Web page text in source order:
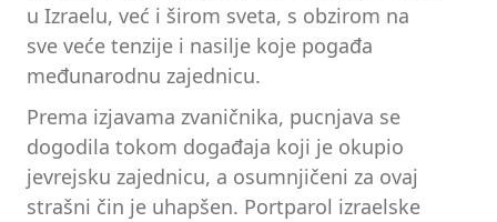
u Izraelu, već i širom sveta, s obzirom na
sve veće tenzije i nasilje koje pogađa
međunarodnu zajednicu.
Prema izjavama zvaničnika, pucnjava se
dogodila tokom događaja koji je okupio
jevrejsku zajednicu, a osumnjičeni za ovaj
strašni čin je uhapšen. Portparol izraelske